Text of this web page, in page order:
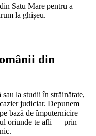
Satu Mare pentru a
la ghișeu.
din
sau la studii în străinătate,
judiciar. Depunem
bază de împuternicire
oriunde te afli — prin